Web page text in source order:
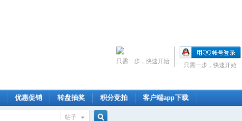
只需一步，快速开始
只需一步，快速开始
优惠促销 转盘抽奖 积分竞拍 客户端app下载
帖子